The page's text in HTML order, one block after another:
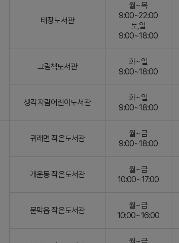
태장도서관
월~목
9:00~22:00
토,일
9:00~18:00
그림책도서관
화~일
9:00~18:00
생각자람어린이도서관
화~일
9:00~18:00
귀래면 작은도서관
월~금
9:00~18:00
개운동 작은도서관
월~금
10:00~17:00
문막읍 작은도서관
월~금
10:00~16:00